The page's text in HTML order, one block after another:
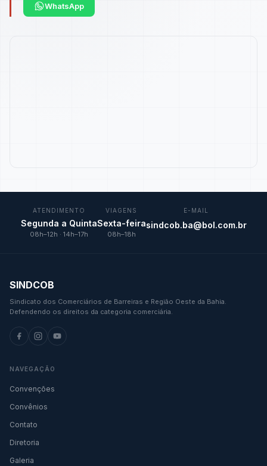
WhatsApp
ATENDIMENTO
Segunda a Quinta
08h–12h · 14h–17h
VIAGENS
Sexta-feira
08h–18h
E-MAIL
sindcob.ba@bol.com.br
SINDCOB
Sindicato dos Comerciários de Barreiras e Região Oeste da Bahia.
Defendendo os direitos da categoria comerciária.
NAVEGAÇÃO
Convenções
Convênios
Contato
Diretoria
Galeria